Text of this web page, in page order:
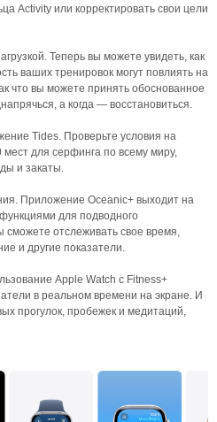
Activity или корректировать свои цели
Теперь вы можете увидеть, как
ваших тренировок могут повлиять на
что вы можете принять обоснованное
а когда — восстановиться.
Tides. Проверьте условия на
для серфинга по всему миру,
и закаты.
Приложение Oceanic+ выходит на
для подводного
отслеживать свое время,
и другие показатели.
Apple Watch с Fitness+
в реальном времени на экране. И
прогулок, пробежек и медитаций,